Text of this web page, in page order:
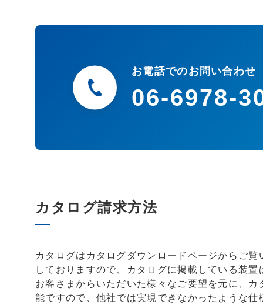
お電話でのお問い合わせ
06-6978-
カタログ請求方法
カタログはカタログダウンロードページからご
しておりますので、カタログに掲載している装
お客さまからいただいた様々なご要望を元に、
能ですので、他社では実現できなかったような